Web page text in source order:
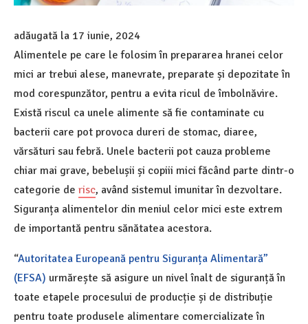
adăugată la 17 iunie, 2024
Alimentele pe care le folosim în prepararea hranei celor
mici ar trebui alese, manevrate, preparate și depozitate în
mod corespunzător, pentru a evita ricul de îmbolnăvire.
Există riscul ca unele alimente să fie contaminate cu
bacterii care pot provoca dureri de stomac, diaree,
vărsături sau febră. Unele bacterii pot cauza probleme
chiar mai grave, bebelușii și copiii mici făcând parte dintr-o
categorie de risc, având sistemul imunitar în dezvoltare.
Siguranța alimentelor din meniul celor mici este extrem
de importantă pentru sănătatea acestora.
“Autoritatea Europeană pentru Siguranța Alimentară”
(EFSA) urmărește să asigure un nivel înalt de siguranță în
toate etapele procesului de producție și de distribuție
pentru toate produsele alimentare comercializate în